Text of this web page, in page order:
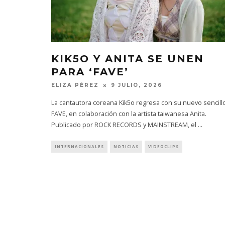
KIK5O Y ANITA SE UNEN
PARA ‘FAVE’
ELIZA PÉREZ 9 JULIO, 2026
La cantautora coreana Kik5o regresa con su nuevo
FAVE, en colaboración con la artista taiwanesa Anita.
Publicado por ROCK RECORDS y MAINSTREAM, el ...
INTERNACIONALES NOTICIAS VIDEOCLIPS